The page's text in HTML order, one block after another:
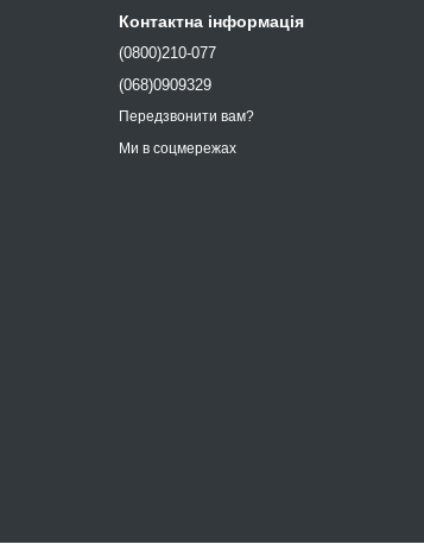
Контактна інформація
(0800)210-077
(068)0909329
Передзвонити вам?
Ми в соцмережах